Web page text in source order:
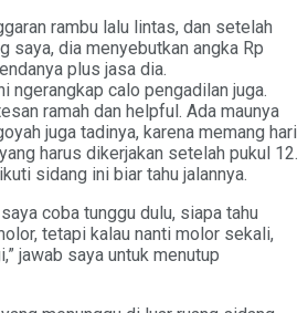
rambu lalu lintas, dan setelah
saya, dia menyebutkan angka Rp
plus jasa dia.
ngerangkap calo pengadilan juga.
ramah dan helpful. Ada maunya
juga tadinya, karena memang hari
harus dikerjakan setelah pukul 12.
sidang ini biar tahu jalannya.
coba tunggu dulu, siapa tahu
tetapi kalau nanti molor sekali,
jawab saya untuk menutup